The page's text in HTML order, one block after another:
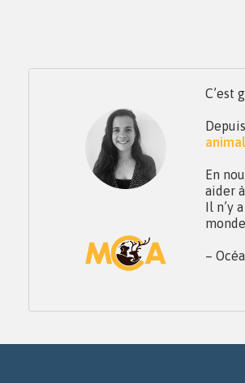
C’est
En
aider
Il n’y
–